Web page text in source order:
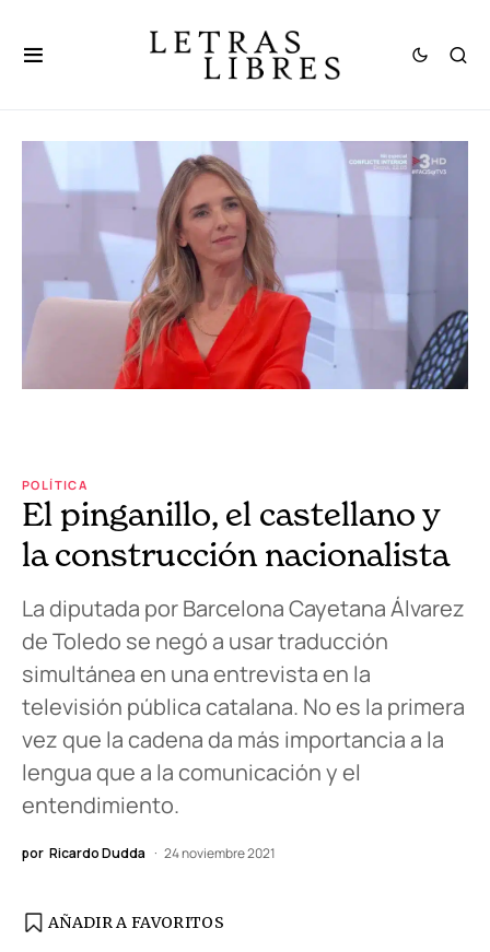
POLÍTICA
El pinganillo, el castellano y
la construcción nacionalista
La diputada por Barcelona Cayetana Álvarez
de Toledo se negó a usar traducción
simultánea en una entrevista en la
televisión pública catalana. No es la primera
vez que la cadena da más importancia a la
lengua que a la comunicación y el
entendimiento.
por Ricardo Dudda 24 noviembre 2021
AÑADIR A FAVORITOS